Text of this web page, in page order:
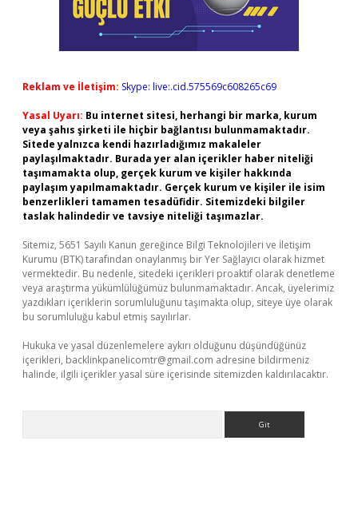
Reklam ve İletişim: Skype: live:.cid.575569c608265c69
Yasal Uyarı: Bu internet sitesi, herhangi bir marka, kurum
veya şahıs şirketi ile hiçbir bağlantısı bulunmamaktadır.
Sitede yalnızca kendi hazırladığımız makaleler
paylaşılmaktadır. Burada yer alan içerikler haber niteliği
taşımamakta olup, gerçek kurum ve kişiler hakkında
paylaşım yapılmamaktadır. Gerçek kurum ve kişiler ile isim
benzerlikleri tamamen tesadüfidir. Sitemizdeki bilgiler
taslak halindedir ve tavsiye niteliği taşımazlar.
Sitemiz, 5651 Sayılı Kanun gereğince Bilgi Teknolojileri ve İletişim
Kurumu (BTK) tarafından onaylanmış bir Yer Sağlayıcı olarak hizmet
vermektedir. Bu nedenle, sitedeki içerikleri proaktif olarak denetleme
veya araştırma yükümlülüğümüz bulunmamaktadır. Ancak, üyelerimiz
yazdıkları içeriklerin sorumluluğunu taşımakta olup, siteye üye olarak
bu sorumluluğu kabul etmiş sayılırlar.
Hukuka ve yasal düzenlemelere aykırı olduğunu düşündüğünüz
içerikleri, backlinkpanelicomtr@gmail.com adresine bildirmeniz
halinde, ilgili içerikler yasal süre içerisinde sitemizden kaldırılacaktır.